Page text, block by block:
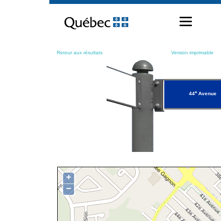
contenu
Retour aux résultats Version imprimable
44eAvenue
+
−